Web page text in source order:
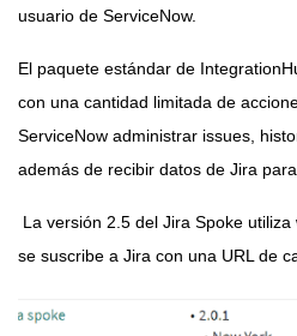
usuario de ServiceNow.
El paquete estándar de
con una cantidad limitada de
ServiceNow administrar issues,
además de recibir datos de Jira
La versión 2.5 del Jira Spoke
se suscribe a Jira con una URL de